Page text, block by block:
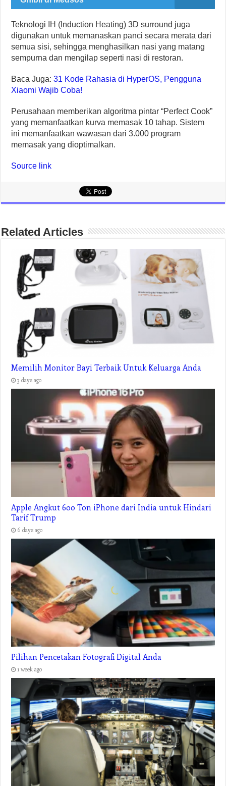
Teknologi IH (Induction Heating) 3D surround juga
digunakan untuk memanaskan panci secara merata dari
semua sisi, sehingga menghasilkan nasi yang matang
sempurna dan mengilap seperti nasi di restoran.
Baca Juga:31 Kode Rahasia di HyperOS, Pengguna
Xiaomi Wajib Coba!
Perusahaan memberikan algoritma pintar “Perfect Cook”
yang memanfaatkan kurva memasak 10 tahap. Sistem
ini memanfaatkan wawasan dari 3.000 program
memasak yang dioptimalkan.
Source link
Related Articles
Memilih Monitor Bayi Terbaik Untuk Keluarga Anda
3 days ago
Apple Angkut 600 Ton iPhone dari India untuk Hindari
Tarif Trump
6 days ago
Pilihan Pencetakan Fotografi Digital Anda
1 week ago